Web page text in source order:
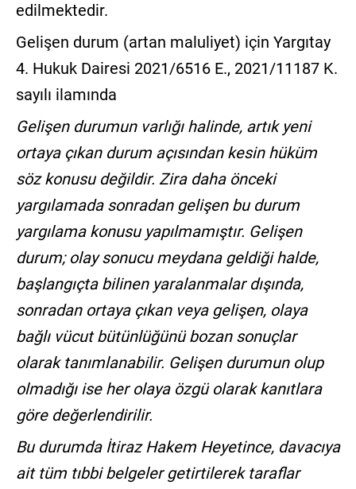
edilmektedir.
Gelişen durum (artan maluliyet) için Yargıtay
4. Hukuk Dairesi 2021/6516 E., 2021/11187 K.
sayılı ilamında
Gelişen durumun varlığı halinde, artık yeni
ortaya çıkan durum açısından kesin hüküm
söz konusu değildir. Zira daha önceki
yargılamada sonradan gelişen bu durum
yargılama konusu yapılmamıştır. Gelişen
durum; olay sonucu meydana geldiği halde,
başlangıçta bilinen yaralanmalar dışında,
sonradan ortaya çıkan veya gelişen, olaya
bağlı vücut bütünlüğünü bozan sonuçlar
olarak tanımlanabilir. Gelişen durumun olup
olmadığı ise her olaya özgü olarak kanıtlara
göre değerlendirilir.
Bu durumda İtiraz Hakem Heyetince, davacıya
ait tüm tıbbi belgeler getirtilerek taraflar